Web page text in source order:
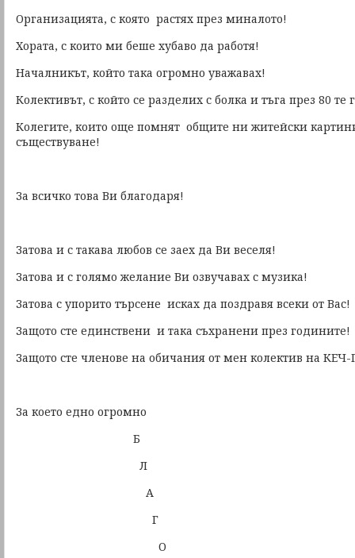
Организацията, с която растях през миналото!
Хората, с които ми беше хубаво да работя!
Началникът, който така огромно уважавах!
Колективът, с който се разделих с болка и тъга през 80 те
Колегите, които още помнят общите ни житейски
съществуване!
За всичко това Ви благодаря!
Затова и с такава любов се заех да Ви веселя!
Затова и с голямо желание Ви озвучавах с музика!
Затова с упорито търсене исках да поздравя всеки от Вас!
Защото сте единствени и така съхранени през годините!
Защото сте членове на обичания от мен колектив на
За което едно огромно
Б
Л
А
Г
О